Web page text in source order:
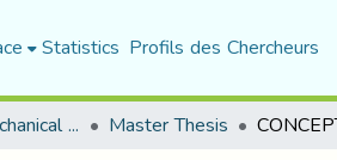
Statistics Profils des Chercheurs
Department of Mechanical Engineering Master Thesis